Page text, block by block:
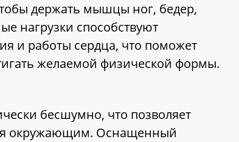
держать мышцы ног, бедер,
нагрузки способствуют
и работы сердца, что поможет
желаемой физической формы.
бесшумно, что позволяет
окружающим. Оснащенный